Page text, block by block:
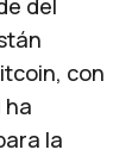
del
con
ha
la